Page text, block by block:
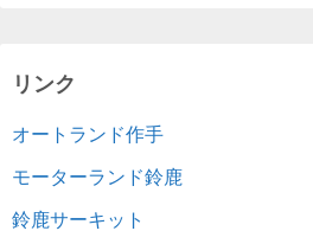
リンク
オートランド作手
モーターランド鈴鹿
鈴鹿サーキット